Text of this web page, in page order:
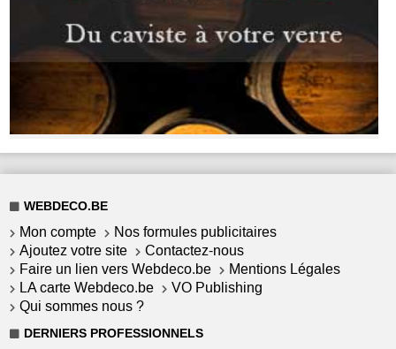
WEBDECO.BE
Mon compte
Nos formules publicitaires
Ajoutez votre site
Contactez-nous
Faire un lien vers Webdeco.be
Mentions Légales
LA carte Webdeco.be
VO Publishing
Qui sommes nous ?
DERNIERS PROFESSIONNELS